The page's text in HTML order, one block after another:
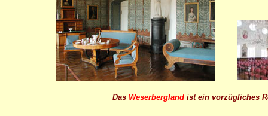
Das Weserberglandist ein vorzügliches